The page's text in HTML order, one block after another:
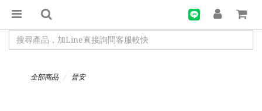
全部商品 晉安